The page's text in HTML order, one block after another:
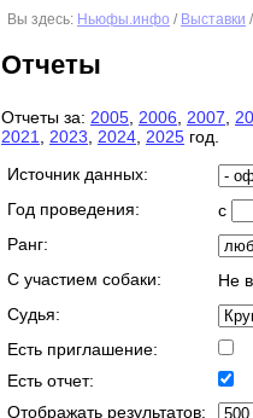
Вы здесь: Ньюфы.инфо / Выставки
Отчеты
Отчеты за: 2005 2006 2007
2021
2023 2024 2025 год.
Источник данных:
Год проведения:
с
Ранг:
C участием собаки:
Не
Судья:
Есть приглашение:
Есть отчет:
Отображать результатов: